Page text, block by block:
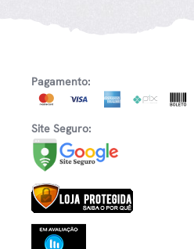
Pagamento:
Site Seguro: